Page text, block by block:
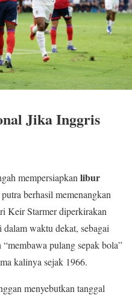
Jika Inggris
mempersiapkan libur
berhasil memenangkan
Keir Starmer diperkirakan
waktu dekat, sebagai
pulang sepak bola”
kalinya sejak 1966.
menyebutkan tanggal